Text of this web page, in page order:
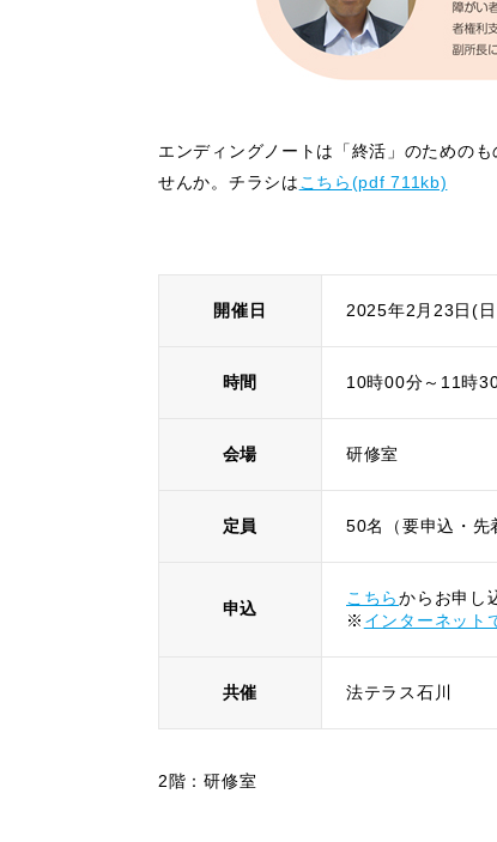
エンディングノートは「終活」のための
せんか。チラシは こちら(pdf 711kb)
開催日 2025年2月23日(
時間 10時00分～11時
会場 研修室
定員 50名（要申込・先
申込
こちらからお申し
※ インターネット
共催 法テラス石川
2階：研修室